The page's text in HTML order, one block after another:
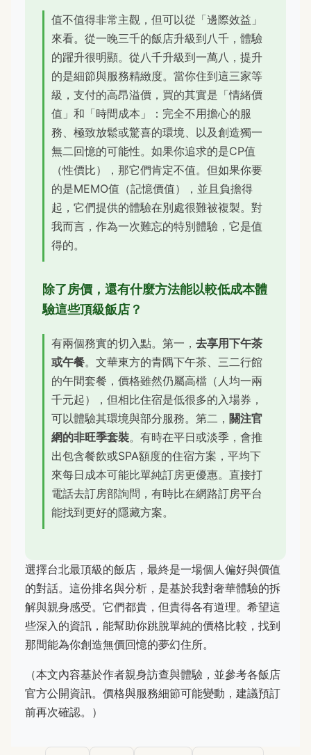
值不值得非常主觀，但可以從「邊際效益」
來看。從一晚三千的飯店升級到八千，體驗
的躍升很明顯。從八千升級到一萬八，提升
的是細節與服務精緻度。當你住到這三家等
級，支付的高昂溢價，買的其實是「情緒價
值」和「時間成本」：完全不用擔心的服
務、極致放鬆或驚喜的環境、以及創造獨一
無二回憶的可能性。如果你追求的是CP值
（性價比），那它們肯定不值。但如果你要
的是MEMO值（記憶價值），並且負擔得
起，它們提供的體驗在別處很難被複製。對
我而言，作為一次難忘的特別體驗，它是值
得的。
除了房價，還有什麼方法能以較低成本體
驗這些頂級飯店？
有兩個務實的切入點。第一， 去享用下午茶
或午餐。文華東方的青隅下午茶、三二行館
的午間套餐，價格雖然仍屬高檔（人均一兩
千元起），但相比住宿是低很多的入場券，
可以體驗其環境與部分服務。第二， 關注官
網的非旺季套裝。有時在平日或淡季，會推
出包含餐飲或SPA額度的住宿方案，平均下
來每日成本可能比單純訂房更優惠。直接打
電話去訂房部詢問，有時比在網路訂房平台
能找到更好的隱藏方案。
選擇台北最頂級的飯店，最終是一場個人偏好與價值
的對話。這份排名與分析，是基於我對奢華體驗的拆
解與親身感受。它們都貴，但貴得各有道理。希望這
些深入的資訊，能幫助你跳脫單純的價格比較，找到
那間能為你創造無價回憶的夢幻住所。
（本文內容基於作者親身訪查與體驗，並參考各飯店
官方公開資訊。價格與服務細節可能變動，建議預訂
前再次確認。）